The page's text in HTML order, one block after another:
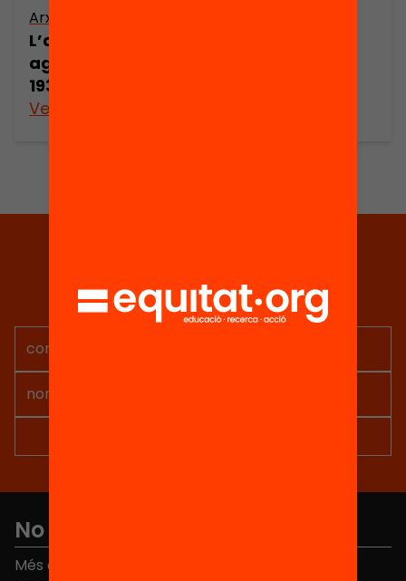
Arxiu
L’acció tècnica
agrària (1912-
1939) (part 4)
Veure’n més
Rep continguts, iniciatives i
projectes per implicar-te.
No et perdis res
Més de 40.000 persones ja han triat Equitat. Rep